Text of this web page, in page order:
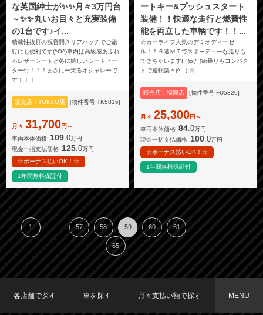
な英国紳士が✨✨月々3万円台
～✨✨丸いお目々と充実装備
の1台です♪イ...
積載性抜群の観音開きリアハッチでご旅
行にも便利です(^O^)車内は高級感あふれ
るレザーシートと冬に嬉しいシートヒー
ター付！！！まさにー乗るオシャレーで
す！！！
販売店：TOKYO店 [物件番号 TK5816]
月々 31,700円～
車両本体価格 109 .0万円
現金一括支払価格 125.0万円
☆ボーナス払いOK！☆
1年間無料保証付
ートキー&プッシュスタート
装備！！快適な走行と燃費性
能を両立した車輌です！！...
☆カーライフ人気のデミオディーゼ
ル！！６速ＭＴでスポーティーな走りも
できちゃいます( ^)o(^ )街乗りもコンパク
トで運転楽々(^_-)-☆
販売店：福岡店 [物件番号 FU5820]
月々 25,300円～
車両本体価格 84 .0万円
現金一括支払価格 100.0万円
☆ボーナス払いOK！☆
1年間無料保証付
1 57 58 59 60 61
65
各店舗で探す 車を探す 月々支払い額で探す MENU